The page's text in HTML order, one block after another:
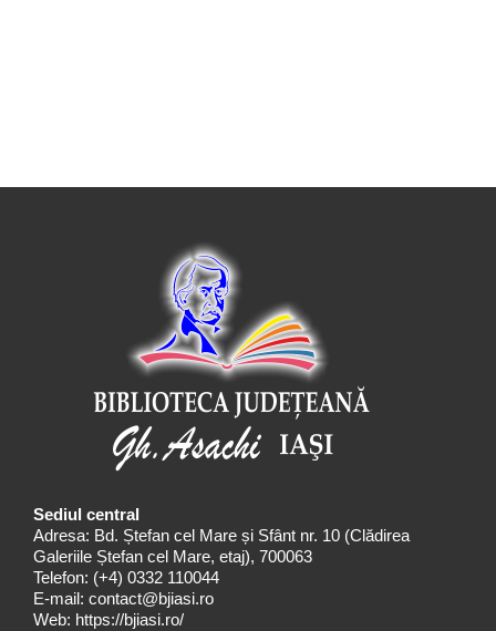
Sediul central
Adresa: Bd. Ștefan cel Mare și Sfânt nr. 10 (Clădirea
Galeriile Ștefan cel Mare, etaj), 700063
Telefon: (+4) 0332 110044
E-mail: contact@bjiasi.ro
Web: https://bjiasi.ro/